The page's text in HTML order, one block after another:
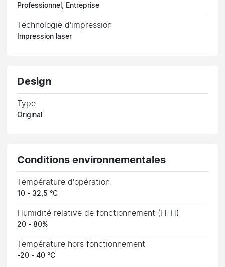
Professionnel, Entreprise
Technologie d'impression
Impression laser
Design
Type
Original
Conditions environnementales
Température d'opération
10 - 32,5 °C
Humidité relative de fonctionnement (H-H)
20 - 80%
Température hors fonctionnement
-20 - 40 °C